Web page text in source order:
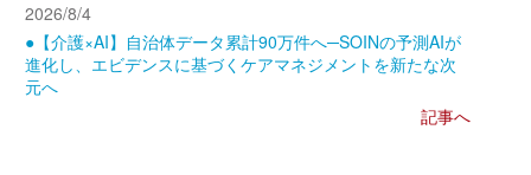
2026/8/4
●【介護×AI】自治体データ累計90万件へ─SOINの予測AIが
進化し、エビデンスに基づくケアマネジメントを新たな次
元へ
記事へ